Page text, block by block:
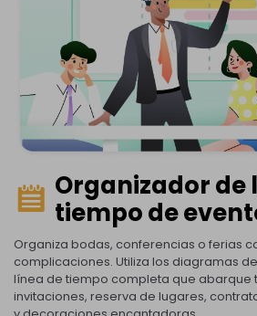
Organizador de
tiempo de
Organiza bodas, conferencias o ferias
complicaciones. Utiliza los diagramas
línea de tiempo completa que abarque
invitaciones, reserva de lugares,